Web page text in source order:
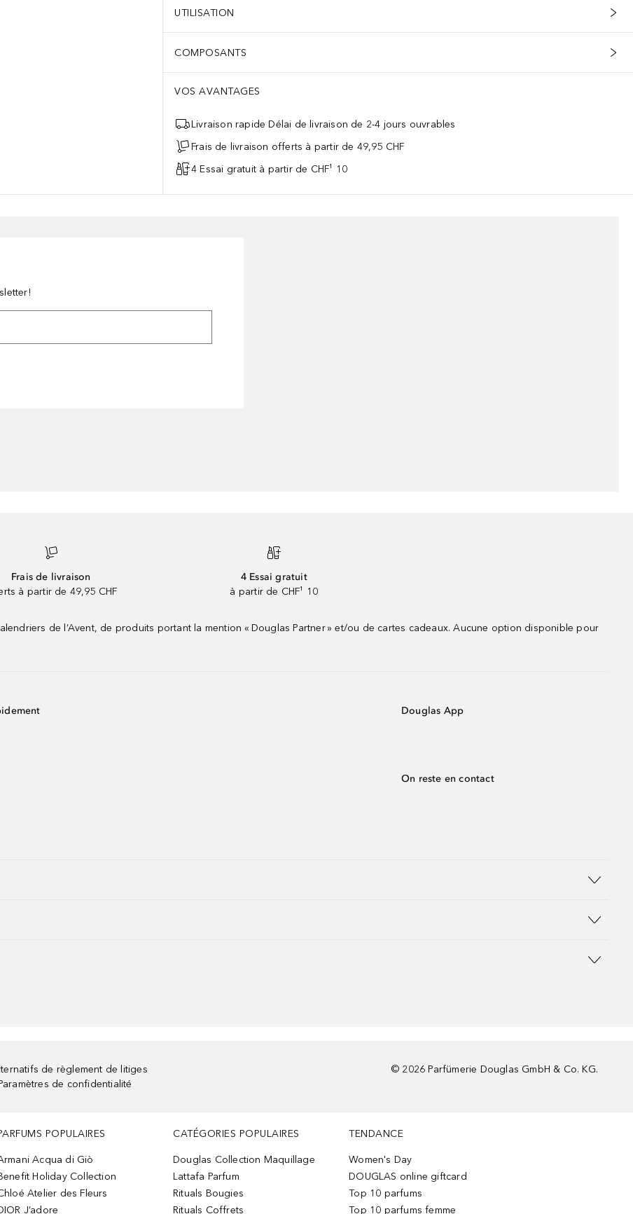
UTILISATION
COMPOSANTS
VOS AVANTAGES
Livraison rapide Délai de livraison de 2-4 jours ouvrables
Frais de livraison offerts à partir de 49,95 CHF
4 Essai gratuit à partir de CHF¹ 10
Frais de livraison
à partir de 49,95 CHF
4 Essai gratuit
à partir de CHF¹ 10
de l’Avent, de produits portant la mention « Douglas Partner » et/ou de cartes cadeaux. Aucune option disponible pour
Douglas App
On reste en contact
de règlement de litiges
de confidentialité
© 2026 Parfümerie Douglas GmbH & Co. KG.
POPULAIRES
Acqua di Giò
Holiday Collection
Atelier des Fleurs
J’adore
CATÉGORIES POPULAIRES
Douglas Collection Maquillage
Lattafa Parfum
Rituals Bougies
Rituals Coffrets
TENDANCE
Women's Day
DOUGLAS online giftcard
Top 10 parfums
Top 10 parfums femme